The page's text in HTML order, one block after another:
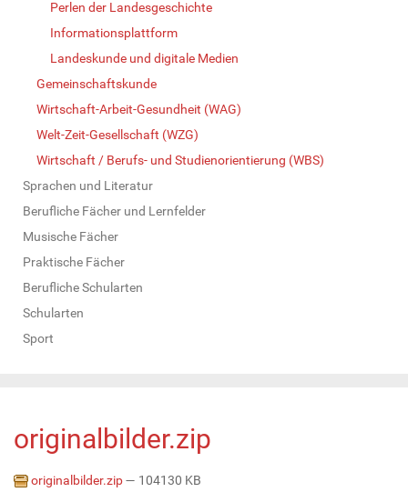
Perlen der Landesgeschichte
Informationsplattform
Landeskunde und digitale Medien
Gemeinschaftskunde
Wirtschaft-Arbeit-Gesundheit (WAG)
Welt-Zeit-Gesellschaft (WZG)
Wirtschaft / Berufs- und Studienorientierung (WBS)
Sprachen und Literatur
Berufliche Fächer und Lernfelder
Musische Fächer
Praktische Fächer
Berufliche Schularten
Schularten
Sport
originalbilder.zip
originalbilder.zip— 104130 KB